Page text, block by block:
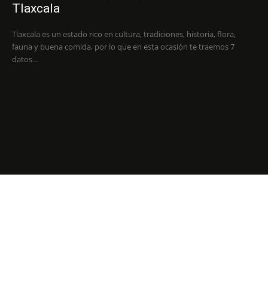
Tlaxcala
Tlaxcala es un estado rico en cultura, tradiciones, historia, flora,
fauna y buena comida, por lo que en esta ocasión te traemos 7
datos...